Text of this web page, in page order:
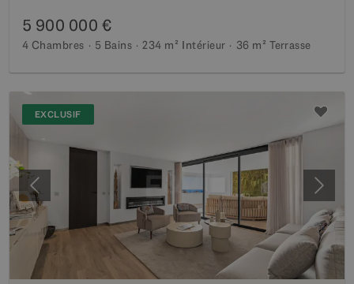
5 900 000 €
4 Chambres 5 Bains 234 m² Intérieur 36 m² Terrasse
EXCLUSIF
Précédent